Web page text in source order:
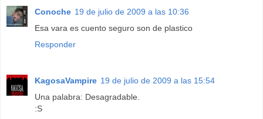
Conoche 19 de julio de 2009 a las 10:36
Esa vara es cuento seguro son de plastico
Responder
KagosaVampire 19 de julio de 2009 a las 15:54
Una palabra: Desagradable.
:S